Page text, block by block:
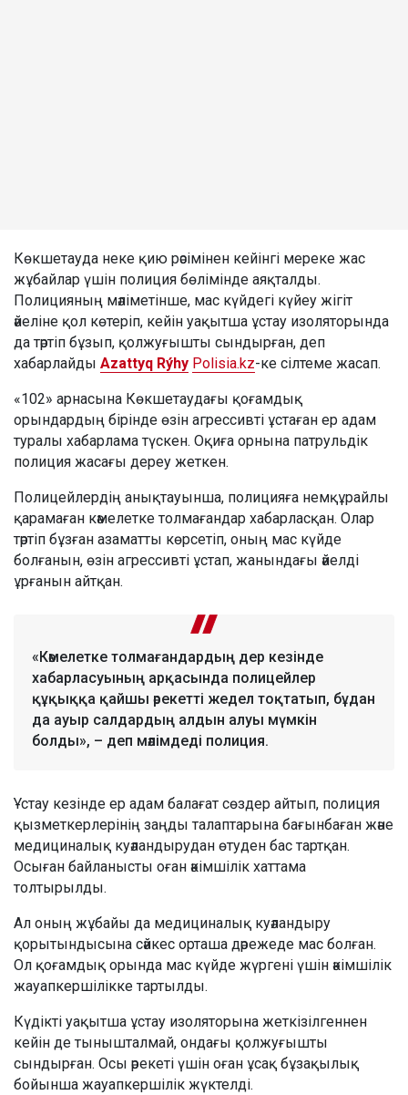
Көкшетауда неке қию рәсімінен кейінгі мереке жас
жұбайлар үшін полиция бөлімінде аяқталды.
Полицияның мәліметінше, мас күйдегі күйеу жігіт
әйеліне қол көтеріп, кейін уақытша ұстау изоляторында
да тәртіп бұзып, қолжуғышты сындырған, деп
хабарлайды Azattyq Rýhy Polisia.kz-ке сілтеме жасап.
«102» арнасына Көкшетаудағы қоғамдық
орындардың бірінде өзін агрессивті ұстаған ер адам
туралы хабарлама түскен. Оқиға орнына патрульдік
полиция жасағы дереу жеткен.
Полицейлердің анықтауынша, полицияға немқұрайлы
қарамаған кәмелетке толмағандар хабарласқан. Олар
тәртіп бұзған азаматты көрсетіп, оның мас күйде
болғанын, өзін агрессивті ұстап, жанындағы әйелді
ұрғанын айтқан.
«Кәмелетке толмағандардың дер кезінде
хабарласуының арқасында полицейлер
құқыққа қайшы әрекетті жедел тоқтатып, бұдан
да ауыр салдардың алдын алуы мүмкін
болды», – деп мәлімдеді полиция.
Ұстау кезінде ер адам балағат сөздер айтып, полиция
қызметкерлерінің заңды талаптарына бағынбаған және
медициналық куәландырудан өтуден бас тартқан.
Осыған байланысты оған әкімшілік хаттама
толтырылды.
Ал оның жұбайы да медициналық куәландыру
қорытындысына сәйкес орташа дәрежеде мас болған.
Ол қоғамдық орында мас күйде жүргені үшін әкімшілік
жауапкершілікке тартылды.
Күдікті уақытша ұстау изоляторына жеткізілгеннен
кейін де тынышталмай, ондағы қолжуғышты
сындырған. Осы әрекеті үшін оған ұсақ бұзақылық
бойынша жауапкершілік жүктелді.